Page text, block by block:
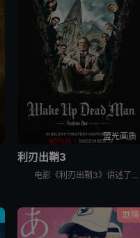
蓝光画质
利刃出鞘3
电影《利刃出鞘3》讲述了：大侦探布兰科（丹尼尔·克雷格 饰）来到有着黑暗历史的小镇教会，与诚恳的年轻神父（乔什·奥康纳 饰）携手合作，调查一桩不可能的完美犯罪。
剧情